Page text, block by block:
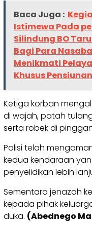
Baca Juga :
Istimewa Pada
Silindung BO
Bagi Para
Menikmati
Khusus Pensiunan
Ketiga korban
di wajah, patah
serta robek di
Polisi telah
kedua kendaraan
penyelidikan lebih
Sementara jenazah
kepada pihak
duka. (Abednego